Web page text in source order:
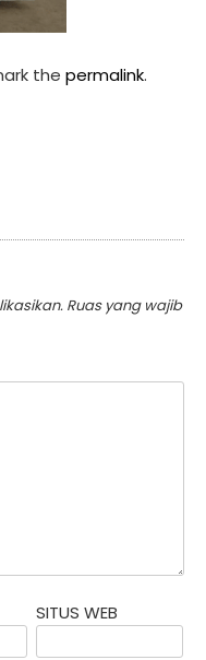
the permalink.
Ruas yang wajib
SITUS WEB